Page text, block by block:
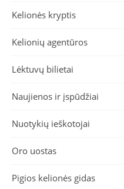
Kelionės kryptis
Kelionių agentūros
Lėktuvų bilietai
Naujienos ir įspūdžiai
Nuotykių ieškotojai
Oro uostas
Pigios kelionės gidas